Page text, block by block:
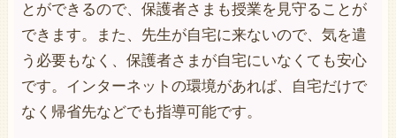
とができるので、保護者さまも授業を見守ることが
できます。また、先生が自宅に来ないので、気を遣
う必要もなく、保護者さまが自宅にいなくても安心
です。インターネットの環境があれば、自宅だけで
なく帰省先などでも指導可能です。